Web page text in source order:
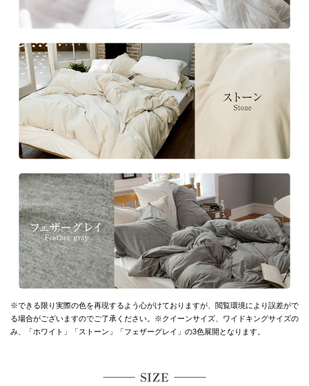
※できる限り実際の色を再現するよう心がけておりますが、 閲覧環境により誤差がで
る場合がございますのでご了承ください。 ※クイーンサイズ、ワイドキングサイズの
み、「ホワイト」「ストーン」「フェザーグレイ」の3色展開となります。